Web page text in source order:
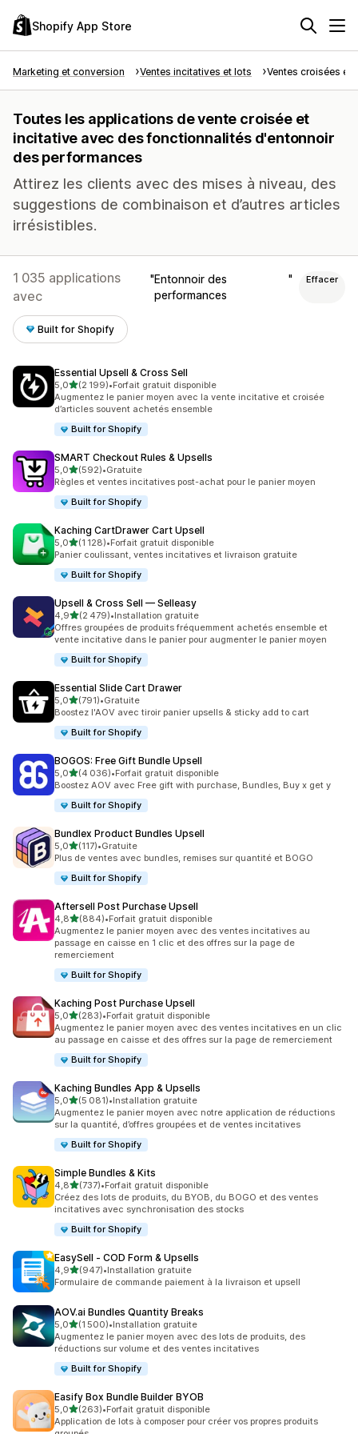
Shopify App Store
Marketing et conversion Ventes incitatives et lots Ventes croisées et
Toutes les applications de vente croisée et
incitative avec des fonctionnalités d'entonnoir
des performances
Attirez les clients avec des mises à niveau, des
suggestions de combinaison et d’autres articles
irrésistibles.
1 035 applications
avec
Entonnoir des
performances
Effacer
Built for Shopify
Essential Upsell & Cross Sell
5,0étoile(s) sur 5
(2 199)
2199 avis au total
•Forfait gratuit disponible
Augmentez le panier moyen avec la vente incitative et croisée
d’articles souvent achetés ensemble
Built for Shopify
SMART Checkout Rules & Upsells
5,0étoile(s) sur 5
(592)
592 avis au total
•Gratuite
Règles et ventes incitatives post-achat pour le panier moyen
Built for Shopify
Kaching CartDrawer Cart Upsell
5,0étoile(s) sur 5
(1 128)
1128 avis au total
•Forfait gratuit disponible
Panier coulissant, ventes incitatives et livraison gratuite
Built for Shopify
Upsell & Cross Sell — Selleasy
4,9étoile(s) sur 5
(2 479)
2479 avis au total
•Installation gratuite
Offres groupées de produits fréquemment achetés ensemble et
vente incitative dans le panier pour augmenter le panier moyen
Built for Shopify
Essential Slide Cart Drawer
5,0étoile(s) sur 5
(791)
791 avis au total
•Gratuite
Boostez l'AOV avec tiroir panier upsells & sticky add to cart
Built for Shopify
BOGOS: Free Gift Bundle Upsell
5,0étoile(s) sur 5
(4 036)
4036 avis au total
•Forfait gratuit disponible
Boostez AOV avec Free gift with purchase, Bundles, Buy x get y
Built for Shopify
Bundlex Product Bundles Upsell
5,0étoile(s) sur 5
(117)
117 avis au total
•Gratuite
Plus de ventes avec bundles, remises sur quantité et BOGO
Built for Shopify
Aftersell Post Purchase Upsell
4,8étoile(s) sur 5
(884)
884 avis au total
•Forfait gratuit disponible
Augmentez le panier moyen avec des ventes incitatives au
passage en caisse en 1 clic et des offres sur la page de
remerciement
Built for Shopify
Kaching Post Purchase Upsell
5,0étoile(s) sur 5
(283)
283 avis au total
•Forfait gratuit disponible
Augmentez le panier moyen avec des ventes incitatives en un clic
au passage en caisse et des offres sur la page de remerciement
Built for Shopify
Kaching Bundles App & Upsells
5,0étoile(s) sur 5
(5 081)
5081 avis au total
•Installation gratuite
Augmentez le panier moyen avec notre application de réductions
sur la quantité, d’offres groupées et de ventes incitatives
Built for Shopify
Simple Bundles & Kits
4,8étoile(s) sur 5
(737)
737 avis au total
•Forfait gratuit disponible
Créez des lots de produits, du BYOB, du BOGO et des ventes
incitatives avec synchronisation des stocks
Built for Shopify
EasySell ‑ COD Form & Upsells
4,9étoile(s) sur 5
(947)
947 avis au total
•Installation gratuite
Formulaire de commande paiement à la livraison et upsell
AOV.ai Bundles Quantity Breaks
5,0étoile(s) sur 5
(1 500)
1500 avis au total
•Installation gratuite
Augmentez le panier moyen avec des lots de produits, des
réductions sur volume et des ventes incitatives
Built for Shopify
Easify Box Bundle Builder BYOB
5,0étoile(s) sur 5
(263)
263 avis au total
•Forfait gratuit disponible
Application de lots à composer pour créer vos propres produits